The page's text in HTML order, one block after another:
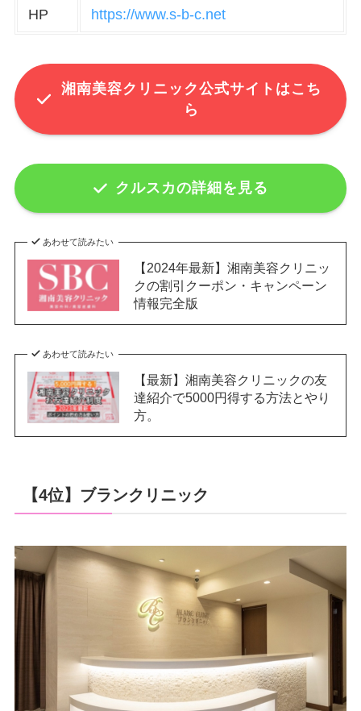
HP https://www.s-b-c.net
湘南美容クリニック公式サイトはこち
ら
クルスカの詳細を見る
あわせて読みたい
【2024年最新】湘南美容クリニッ
クの割引クーポン・キャンペーン
情報完全版
あわせて読みたい
【最新】湘南美容クリニックの友
達紹介で5000円得する方法とやり
方。
【4位】ブランクリニック